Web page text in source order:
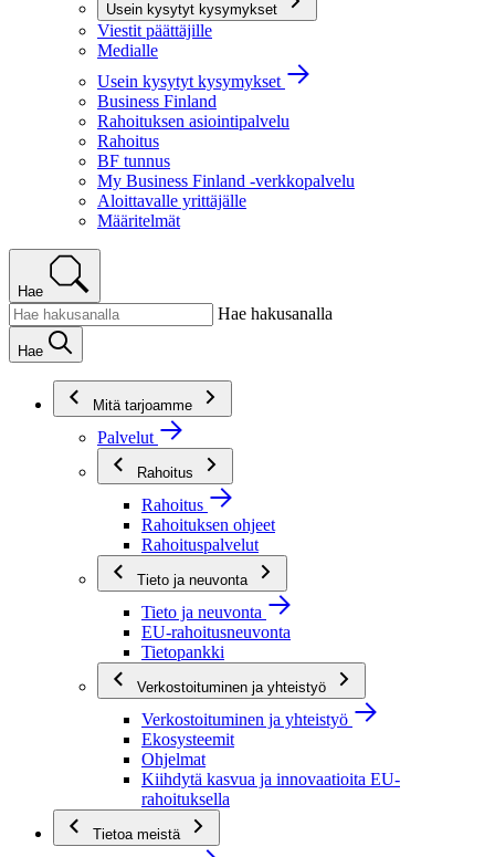
Usein kysytyt kysymykset
Viestit päättäjille
Medialle
Usein kysytyt kysymykset
Business Finland
Rahoituksen asiointipalvelu
Rahoitus
BF tunnus
My Business Finland -verkkopalvelu
Aloittavalle yrittäjälle
Määritelmät
Hae
Hae hakusanalla
Hae
Mitä tarjoamme
Palvelut
Rahoitus
Rahoitus
Rahoituksen ohjeet
Rahoituspalvelut
Tieto ja neuvonta
Tieto ja neuvonta
EU-rahoitusneuvonta
Tietopankki
Verkostoituminen ja yhteistyö
Verkostoituminen ja yhteistyö
Ekosysteemit
Ohjelmat
Kiihdytä kasvua ja innovaatioita EU-
rahoituksella
Tietoa meistä